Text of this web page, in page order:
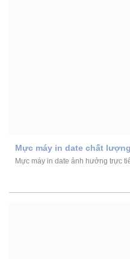
Mực máy in date chất
Mực máy in date ảnh hưởng trực